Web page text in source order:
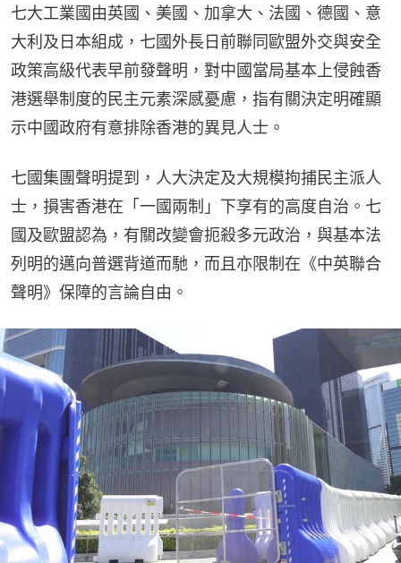
七大工業國由英國、美國、加拿大、法國、德國、意
大利及日本組成，七國外長日前聯同歐盟外交與安全
政策高級代表早前發聲明，對中國當局基本上侵蝕香
港選舉制度的民主元素深感憂慮，指有關決定明確顯
示中國政府有意排除香港的異見人士。
七國集團聲明提到，人大決定及大規模拘捕民主派人
士，損害香港在「一國兩制」下享有的高度自治。七
國及歐盟認為，有關改變會扼殺多元政治，與基本法
列明的邁向普選背道而馳，而且亦限制在《中英聯合
聲明》保障的言論自由。